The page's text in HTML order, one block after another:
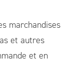
marchandises
et autres
et en